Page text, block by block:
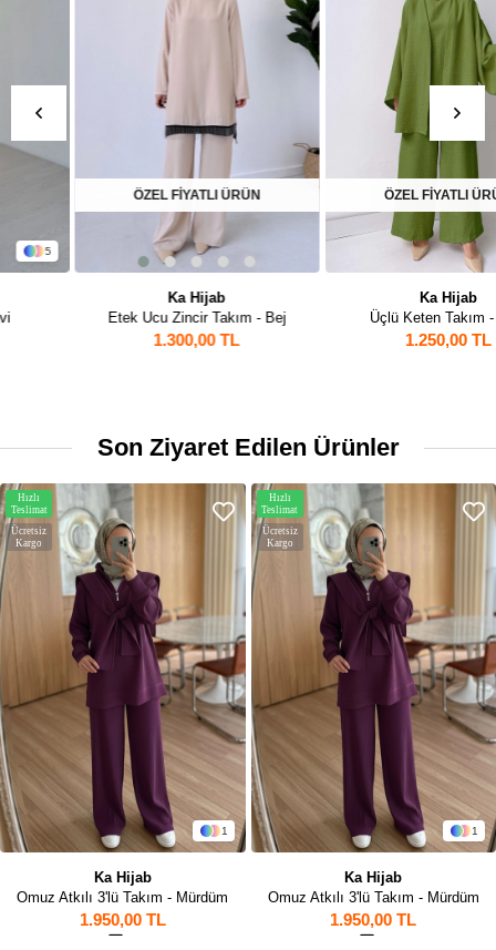
Etek Ucu Zincir Takım - Bej
1.300,00 TL
ÖZEL FİYATLI ÜRÜN
Üçlü Keten Takım - Haki
1.250,00 TL
ÖZEL FİYATLI ÜRÜN
Son Ziyaret Edilen Ürünler
1
Ka Hijab
Omuz Atkılı 3'lü Takım - Mürdüm
1.950,00 TL
Ücretsiz
Kargo
Hızlı
Teslimat
1
Ka Hijab
Omuz Atkılı 3'lü Takım - Mürdüm
1.950,00 TL
Ücretsiz
Kargo
Hızlı
Teslimat